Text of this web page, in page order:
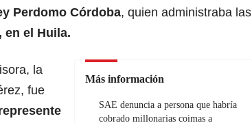
Perdomo Córdoba, quien administraba las
en el Huila.
Más información
SAE denuncia a persona que habría
cobrado millonarias coimas a
la
fue